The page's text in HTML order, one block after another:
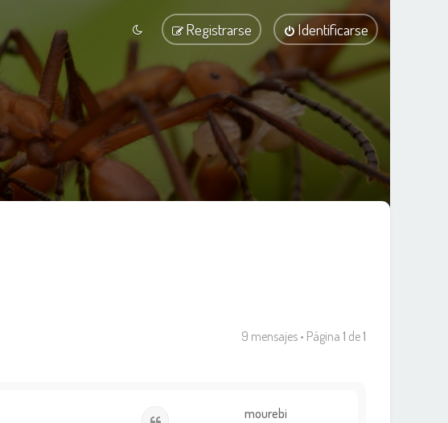
Identificarse
Registrarse
9 mensajes • Página 1 de1
mourebi